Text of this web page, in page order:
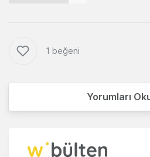
1 beğeni
Yorumları